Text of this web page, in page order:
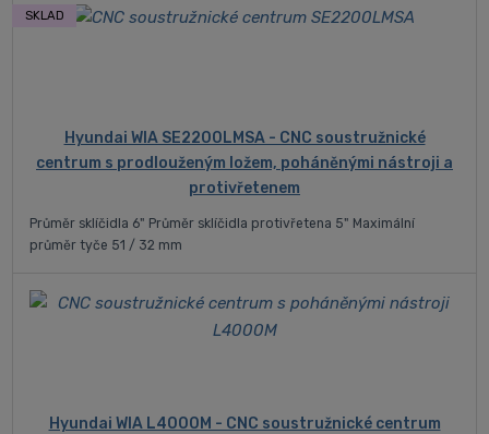
Hyundai WIA SE2200LMSA - CNC soustružnické
centrum s prodlouženým ložem, poháněnými nástroji a
protivřetenem
SKLAD
Průměr sklíčidla 6" Průměr sklíčidla protivřetena 5" Maximální
průměr tyče 51 / 32 mm
Hyundai WIA L4000M - CNC soustružnické centrum